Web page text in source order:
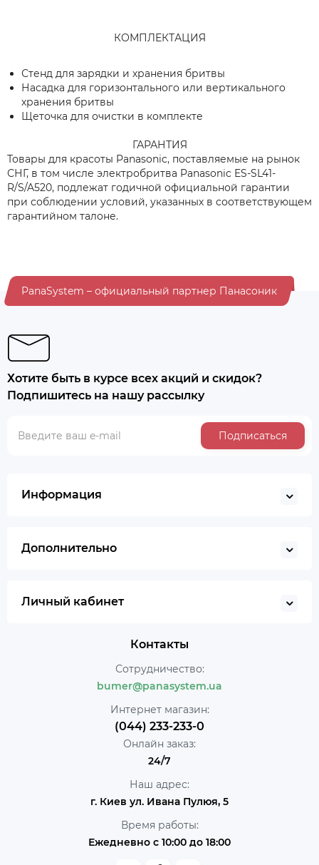
КОМПЛЕКТАЦИЯ
Стенд для зарядки и хранения бритвы
Насадка для горизонтального или вертикального
хранения бритвы
Щеточка для очистки в комплекте
ГАРАНТИЯ
Товары для красоты Panasonic, поставляемые на рынок
СНГ, в том числе электробритва Panasonic ES-SL41-
R/S/A520, подлежат годичной официальной гарантии
при соблюдении условий, указанных в соответствующем
гарантийном талоне.
PanaSystem – официальный партнер Панасоник
Хотите быть в курсе всех акций и скидок?
Подпишитесь на нашу рассылку
Подписаться
Информация
Дополнительно
Личный кабинет
Контакты
Сотрудничество:
bumer@panasystem.ua
Интернет магазин:
(044) 233-233-0
Онлайн заказ:
24/7
Наш адрес:
г. Киев ул. Ивана Пулюя, 5
Время работы:
Ежедневно с 10:00 до 18:00